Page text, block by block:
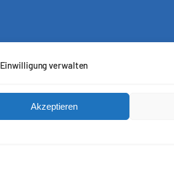
Einwilligung verwalten
Akzeptieren